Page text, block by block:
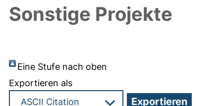
Sonstige Projekte
Eine Stufe nach oben
Exportieren als